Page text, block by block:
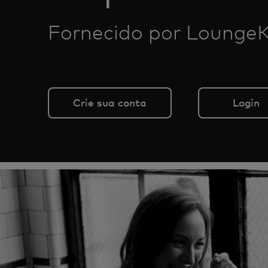
Fornecido por
Crie sua conta Login